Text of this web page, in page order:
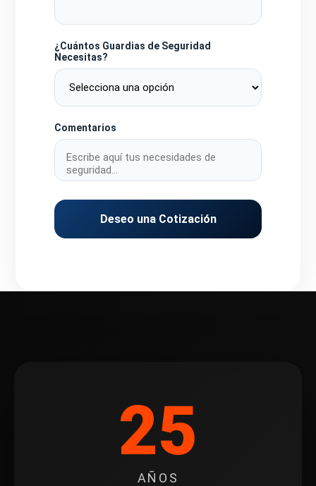
¿Cuántos Guardias de Seguridad
Necesitas?
Comentarios
Deseo una Cotización
25
AÑOS